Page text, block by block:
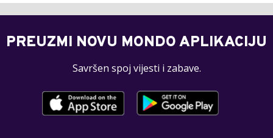
PREUZMI NOVU MONDO APLIKACIJU
Savršen spoj vijesti i zabave.